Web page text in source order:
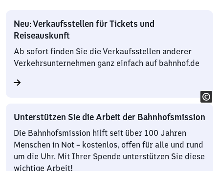
Neu: Verkaufsstellen für Tickets und
Reiseauskunft
Ab sofort finden Sie die Verkaufsstellen anderer
Verkehrsunternehmen ganz einfach auf bahnhof.de
Unterstützen Sie die Arbeit der Bahnhofsmission
Die Bahnhofsmission hilft seit über 100 Jahren
Menschen in Not – kostenlos, offen für alle und rund
um die Uhr. Mit Ihrer Spende unterstützen Sie diese
wichtige Arbeit!